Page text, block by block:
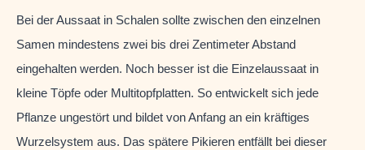
Bei der Aussaat in Schalen sollte zwischen den einzelnen
Samen mindestens zwei bis drei Zentimeter Abstand
eingehalten werden. Noch besser ist die Einzelaussaat in
kleine Töpfe oder Multitopfplatten. So entwickelt sich jede
Pflanze ungestört und bildet von Anfang an ein kräftiges
Wurzelsystem aus. Das spätere Pikieren entfällt bei dieser